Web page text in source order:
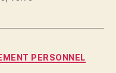
PERSONNEL